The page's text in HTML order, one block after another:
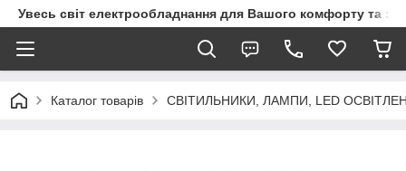
Увесь світ електрообладнання для Вашого комфорту та
Каталог товарів СВІТИЛЬНИКИ, ЛАМПИ, LED